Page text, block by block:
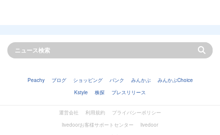
Peachy ブログ ショッピング バンク みんかぶ
みんかぶChoice
Kstyle
株探 プレスリリース
運営会社 利用規約
プライバシーポリシー
livedoorお客様サポートセンター
livedoor